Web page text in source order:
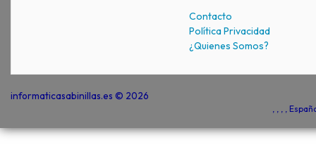
Contacto
Política Privacidad
¿Quienes Somos?
informaticasabinillas.es © 2026
, , , ,